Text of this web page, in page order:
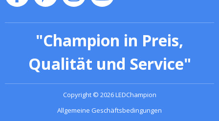
"Champion in Preis,
Qualität und Service"
Copyright© 2026LEDChampion
Allgemeine Geschäftsbedingungen